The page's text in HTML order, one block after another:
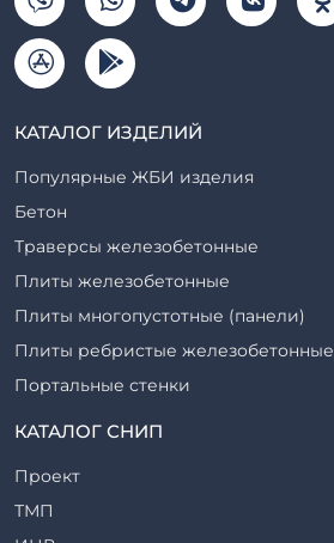
КАТАЛОГ ИЗДЕЛИЙ
Популярные ЖБИ изделия
Бетон
Траверсы железобетонные
Плиты железобетонные
Плиты многопустотные (панели)
Плиты ребристые железобетонные
Портальные стенки
Прогоны железобетонные
Ригели железобетонные
Сваи железобетонные
КАТАЛОГ СНИП
Проект
ТМП